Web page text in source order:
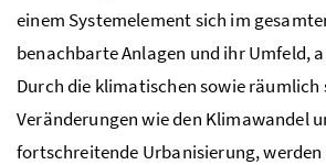
einem Systemelement sich im
benachbarte Anlagen und ihr Umfeld,
Durch die klimatischen sowie
Veränderungen wie den Klimawandel
fortschreitende Urbanisierung, werden